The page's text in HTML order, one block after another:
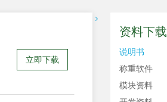
立即下载
资料下载
说明书
称重软件
模块资料